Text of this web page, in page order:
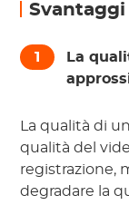
1
La
La qualità di
qualità del
registrazione,
degradare la